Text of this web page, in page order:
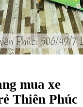
mua xe
Thiên Phúc